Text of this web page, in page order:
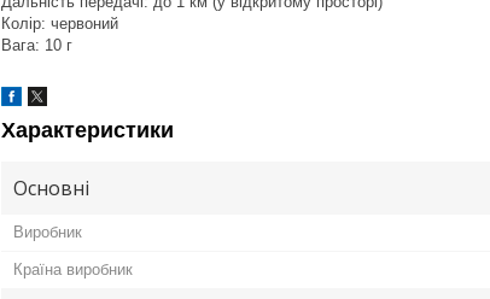
Колір: червоний
Вага: 10 г
Характеристики
Основні
Виробник
Країна виробник